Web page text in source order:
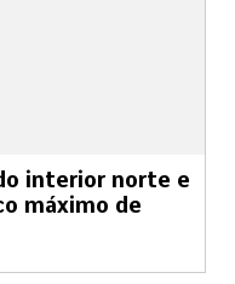
interior norte e
máximo de